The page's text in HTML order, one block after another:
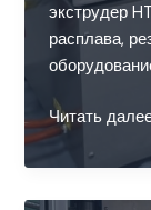
экструдер
расплава,
Настольный
двухшнековый
экструдер
для
Читать